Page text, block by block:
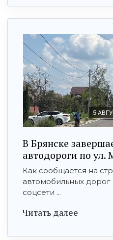
5
В Брянске
автодороги по ул.
Как сообщается на
автомобильных дорог
соцсети ...
Читать далее